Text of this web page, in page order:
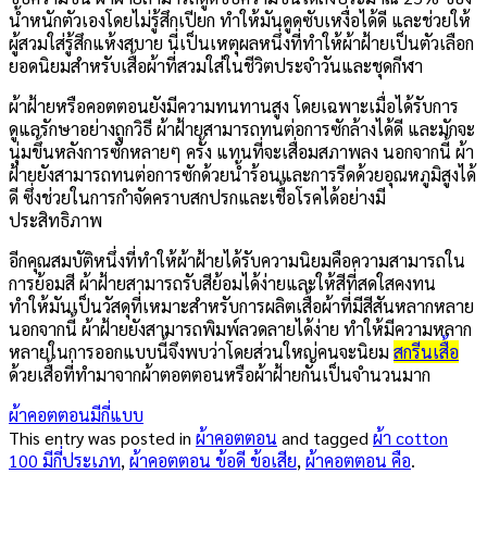
น้ำหนักตัวเองโดยไม่รู้สึกเปียก ทำให้มันดูดซับเหงื่อได้ดี และช่วยให้
ผู้สวมใส่รู้สึกแห้งสบาย นี่เป็นเหตุผลหนึ่งที่ทำให้ผ้าฝ้ายเป็นตัวเลือก
ยอดนิยมสำหรับเสื้อผ้าที่สวมใส่ในชีวิตประจำวันและชุดกีฬา
ผ้าฝ้ายหรือคอตตอนยังมีความทนทานสูง โดยเฉพาะเมื่อได้รับการ
ดูแลรักษาอย่างถูกวิธี ผ้าฝ้ายสามารถทนต่อการซักล้างได้ดี และมักจะ
นุ่มขึ้นหลังการซักหลายๆ ครั้ง แทนที่จะเสื่อมสภาพลง นอกจากนี้ ผ้า
ฝ้ายยังสามารถทนต่อการซักด้วยน้ำร้อนและการรีดด้วยอุณหภูมิสูงได้
ดี ซึ่งช่วยในการกำจัดคราบสกปรกและเชื้อโรคได้อย่างมี
ประสิทธิภาพ
อีกคุณสมบัติหนึ่งที่ทำให้ผ้าฝ้ายได้รับความนิยมคือความสามารถใน
การย้อมสี ผ้าฝ้ายสามารถรับสีย้อมได้ง่ายและให้สีที่สดใสคงทน
ทำให้มันเป็นวัสดุที่เหมาะสำหรับการผลิตเสื้อผ้าที่มีสีสันหลากหลาย
นอกจากนี้ ผ้าฝ้ายยังสามารถพิมพ์ลวดลายได้ง่าย ทำให้มีความหลาก
หลายในการออกแบบนี้จึงพบว่าโดยส่วนใหญ่คนจะนิยม สกรีนเสื้อ
ด้วยเสื้อที่ทำมาจากผ้าตอตตอนหรือผ้าฝ้ายกันเป็นจำนวนมาก
ผ้าคอตตอนมีกี่แบบ
This entry was posted in ผ้าคอตตอน and tagged ผ้า cotton
100 มีกี่ประเภท, ผ้าคอตตอน ข้อดี ข้อเสีย, ผ้าคอตตอน คือ.